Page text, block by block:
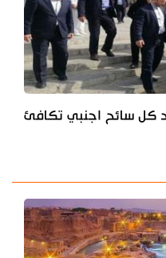
كل سائح اجنبي تكافئ